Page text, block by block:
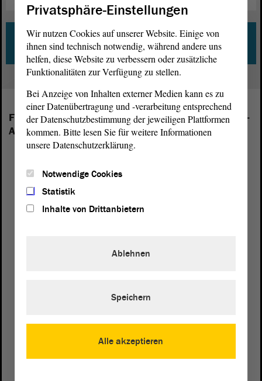
Zum Dossier „Europawahl 2024“
Folgende Fraktionen sind im Landtag von Sachsen-
Anhalt vertreten:
Landtagvon Sachsen-Anhalt
Privatsphäre-Einstellungen
Wir nutzen Cookies auf unserer Website. Einige von
ihnen sind technisch notwendig, während andere uns
helfen, diese Website zu verbessern oder zusätzliche
Funktionalitäten zur Verfügung zu stellen.
Bei Anzeige von Inhalten externer Medien kann es zu
einer Datenübertragung und -verarbeitung entsprechend
der Datenschutzbestimmung der jeweiligen Plattformen
kommen. Bitte lesen Sie für weitere Informationen
unsere Datenschutzerklärung.
Notwendige Cookies
Statistik
Inhalte von Drittanbietern
Alle akzeptieren
Ablehnen
Speichern